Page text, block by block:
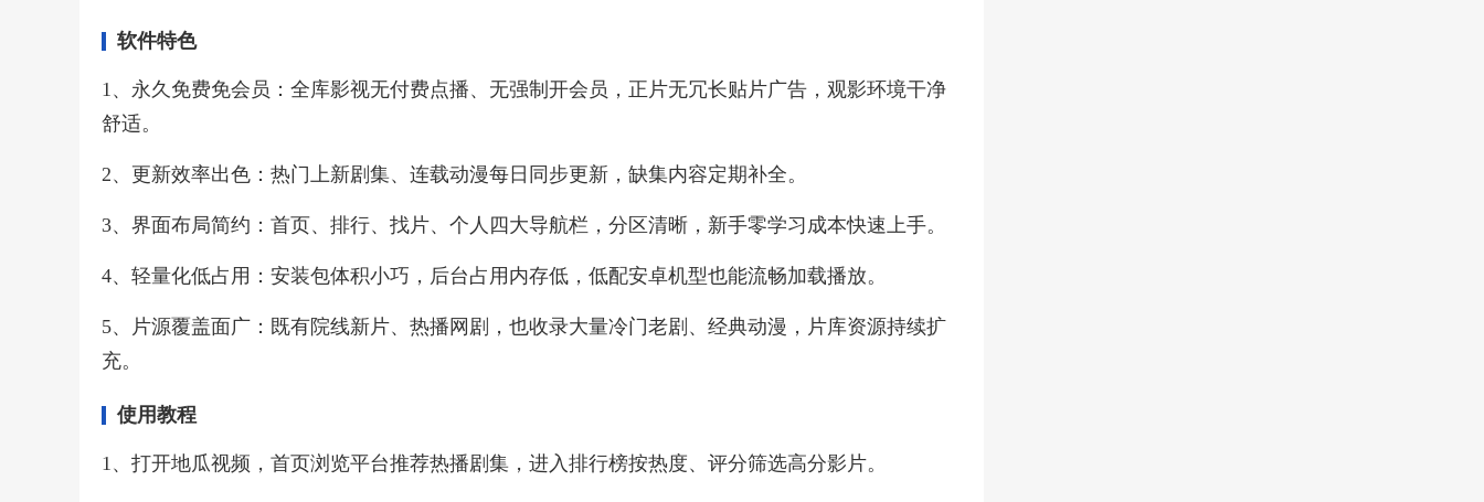
软件特色
1、永久免费免会员：全库影视无付费点播、无强制开会员，正片无冗长贴片广告，观影环境干净
舒适。
2、更新效率出色：热门上新剧集、连载动漫每日同步更新，缺集内容定期补全。
3、界面布局简约：首页、排行、找片、个人四大导航栏，分区清晰，新手零学习成本快速上手。
4、轻量化低占用：安装包体积小巧，后台占用内存低，低配安卓机型也能流畅加载播放。
5、片源覆盖面广：既有院线新片、热播网剧，也收录大量冷门老剧、经典动漫，片库资源持续扩
充。
使用教程
1、打开地瓜视频，首页浏览平台推荐热播剧集，进入排行榜按热度、评分筛选高分影片。